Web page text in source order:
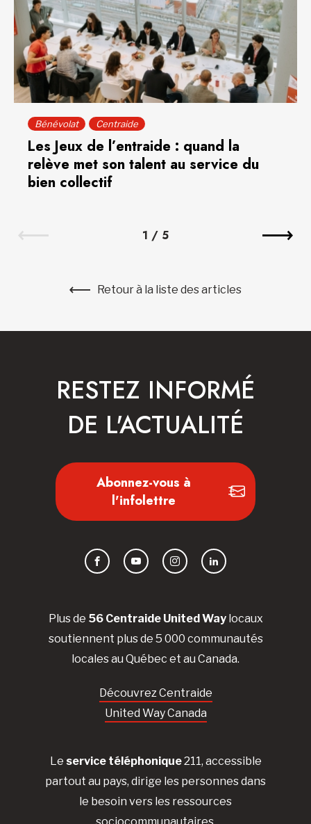
Bénévolat Centraide
Les Jeux de l’entraide : quand la
relève met son talent au service du
bien collectif
1 / 5
Retour à la liste des articles
Plus de 56 Centraide United Waylocaux
soutiennent plus de 5 000 communautés
locales au Québec et au Canada.
Découvrez Centraide
United Way Canada
Le service téléphonique211, accessible
partout au pays, dirige les personnes dans
le besoin vers les ressources
RESTEZ INFORMÉ
DE L'ACTUALITÉ
Abonnez-vous à
l'infolettre
FacebookYouTubeInstagramLinkedIn